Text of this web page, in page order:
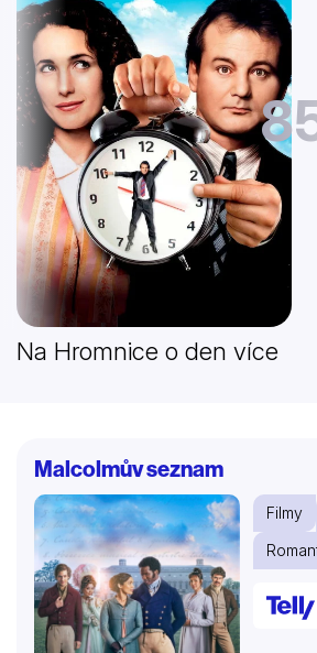
Na Hromnice o den více
Malcolmův seznam
Filmy